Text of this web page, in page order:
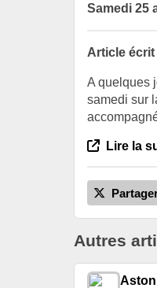
Samedi 25
Article
A quelques
samedi sur
Lire la
Autres
Aston